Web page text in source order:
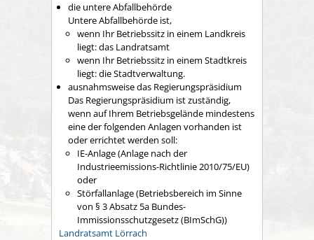
die untere Abfallbehörde
Untere Abfallbehörde ist,
wenn Ihr Betriebssitz in einem Landkreis
liegt: das Landratsamt
wenn Ihr Betriebssitz in einem Stadtkreis
liegt: die Stadtverwaltung.
ausnahmsweise das Regierungspräsidium
Das Regierungspräsidium ist zuständig,
wenn auf Ihrem Betriebsgelände mindestens
eine der folgenden Anlagen vorhanden ist
oder errichtet werden soll:
IE-Anlage (Anlage nach der
Industrieemissions-Richtlinie 2010/75/EU)
oder
Störfallanlage (Betriebsbereich im Sinne
von § 3 Absatz 5a Bundes-
Immissionsschutzgesetz (BImSchG))
Landratsamt Lörrach